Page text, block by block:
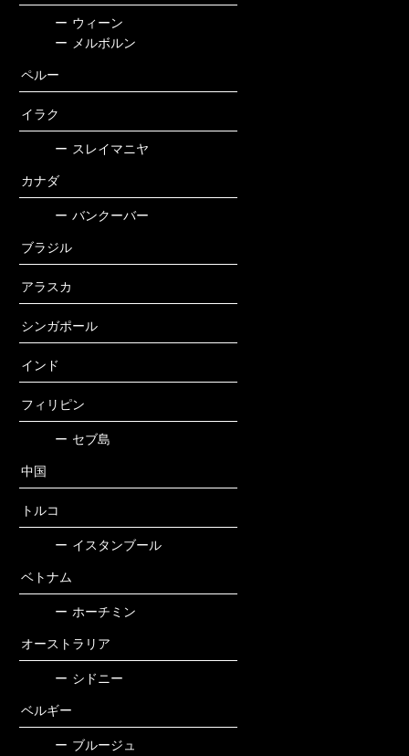
ー ウィーン
ー
メルボルン
ペルー
イラク
ー スレイマニヤ
カナダ
ー バンクーバー
ブラジル
アラスカ
シンガポール
インド
フィリピン
ー セブ島
中国
トルコ
ー イスタンブール
ベトナム
ー ホーチミン
オーストラリア
ー シドニー
ベルギー
ー ブルージュ